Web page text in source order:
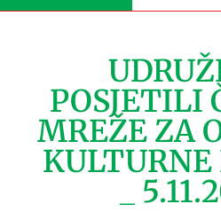
POSJETILI
MREŽE ZA
_